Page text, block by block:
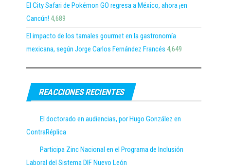
El City Safari de Pokémon GO regresa a México, ahora ¡en
Cancún! 4,689
El impacto de los tamales gourmet en la gastronomía
mexicana, según Jorge Carlos Fernández Francés 4,649
REACCIONES RECIENTES
El doctorado en audiencias, por Hugo González en
ContraRéplica
Participa Zinc Nacional en el Programa de Inclusión
Laboral del Sistema DIF Nuevo León